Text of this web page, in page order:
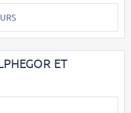
ET